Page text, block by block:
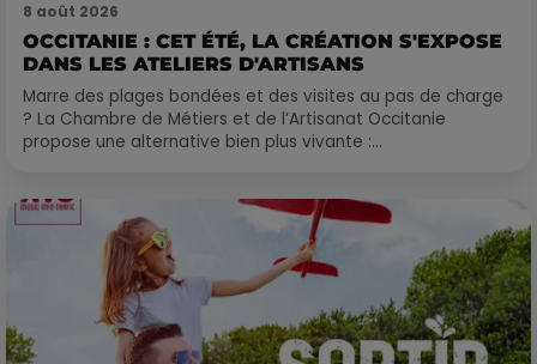
8 août 2026
OCCITANIE : CET ÉTÉ, LA CRÉATION S'EXPOSE
DANS LES ATELIERS D'ARTISANS
Marre des plages bondées et des visites au pas de charge
? La Chambre de Métiers et de l’Artisanat Occitanie
propose une alternative bien plus vivante :...